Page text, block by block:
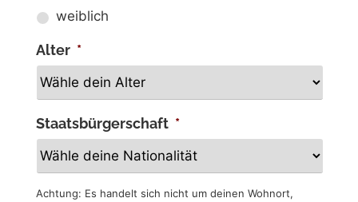
weiblich
Alter *
Staatsbürgerschaft *
Achtung: Es handelt sich nicht um deinen Wohnort,